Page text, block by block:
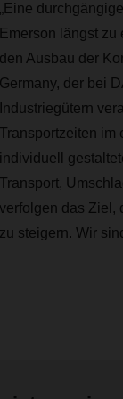
„Eine
Emerson längst
den Ausbau der
Germany, der bei
Industriegütern
Transportzeiten im
individuell
Transport,
verfolgen das Ziel,
zu steigern. Wir